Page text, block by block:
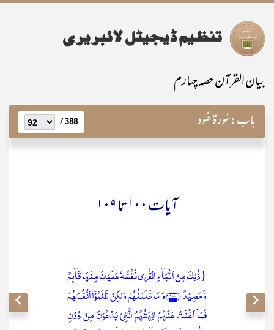
بیان القرآن حصہ چہارم
باب:سُورۃ ھُود 388 /
آیات ۱۰۰ تا ۱۰۹
{ذٰلِکَ مِنۡ اَنۡۢبَآءِ الۡقُرٰی نَقُصُّہٗ عَلَیۡکَ مِنۡہَا قَآئِمٌ
وَّ حَصِیۡدٌ ﴿۱۰۰﴾وَ مَا ظَلَمۡنٰہُمۡ وَ لٰکِنۡ ظَلَمُوۡۤا اَنۡفُسَہُمۡ
فَمَاۤ اَغۡنَتۡ عَنۡہُمۡ اٰلِہَتُہُمُ الَّتِیۡ یَدۡعُوۡنَ مِنۡ دُوۡنِ